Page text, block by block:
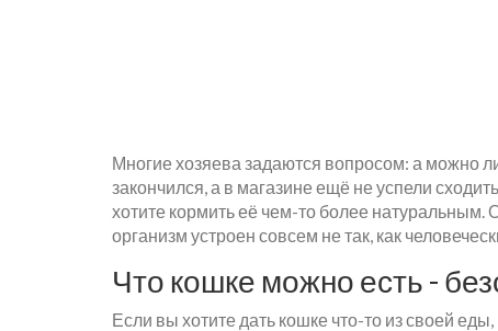
Многие хозяева задаются вопросом: а можно
закончился, а в магазине ещё не успели
хотите кормить её чем-то более натуральным.
организм устроен совсем не так, как
Что кошке можно есть -
Если вы хотите дать кошке что-то из своей